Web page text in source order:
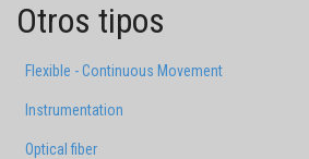
Otros tipos
Flexible - Continuous Movement
Instrumentation
Optical fiber